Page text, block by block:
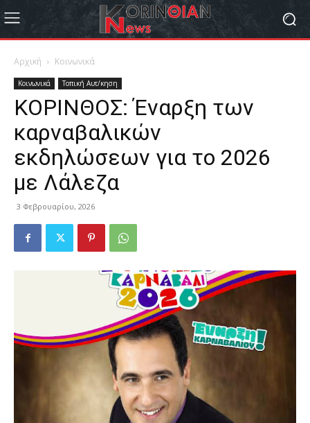
Αρχική Κοινωνικά
Κοινωνικά Τοπική Αυτ/κηση
ΚΟΡΙΝΘΟΣ: Έναρξη των
καρναβαλικών
εκδηλώσεων για το 2026
με Λάλεζα
3 Φεβρουαρίου, 2026